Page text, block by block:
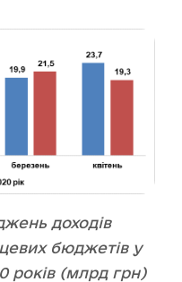
доходів
бюджетів у
років (млрд грн)